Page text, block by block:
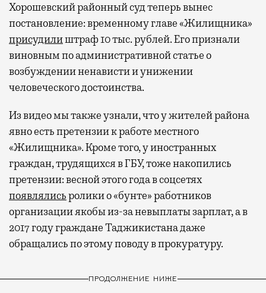
Хорошевский районный суд теперь вынес
постановление: временному главе «Жилищника»
присудилиштраф 10 тыс. рублей. Его признали
виновным по административной статье о
возбуждении ненависти и унижении
человеческого достоинства.
Из видео мы также узнали, что у жителей района
явно есть претензии к работе местного
«Жилищника». Кроме того, у иностранных
граждан, трудящихся в ГБУ, тоже накопились
претензии: весной этого года в соцсетях
появлялисьролики о «бунте» работников
организации якобы из-за невыплаты зарплат, а в
2017 году граждане Таджикистана даже
обращались по этому поводу в прокуратуру.
ПРОДОЛЖЕНИЕ НИЖЕ